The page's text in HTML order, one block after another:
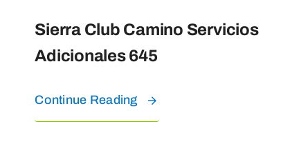
Sierra Club Camino Servicios
Adicionales 645
Continue Reading